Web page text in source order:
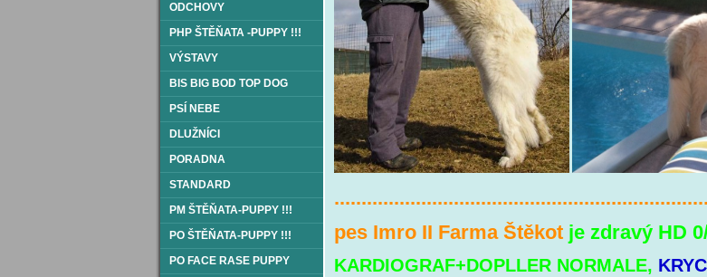
ODCHOVY
PHP ŠTĚŇATA -PUPPY !!!
VÝSTAVY
BIS BIG BOD TOP DOG
PSÍ NEBE
DLUŽNÍCI
PORADNA
STANDARD
PM ŠTĚŇATA-PUPPY !!!
PO ŠTĚŇATA-PUPPY !!!
PO FACE RASE PUPPY
pes Imro II Farma Štěkot je zdravý HD
KARDIOGRAF+DOPLLER NORMALE,